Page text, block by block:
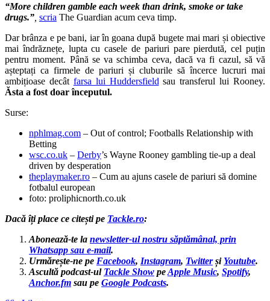
“More children gamble each week than drink, smoke or take
drugs.” scria The Guardian acum ceva timp.
Dar brânza e pe bani, iar în goana după bugete mai mari și obiective
mai îndrăznețe, lupta cu casele de pariuri pare pierdută, cel puțin
pentru moment. Până se va schimba ceva, dacă va fi cazul, să vă
așteptați ca firmele de pariuri și cluburile să încerce lucruri mai
ambițioase decât farsa lui Huddersfield sau transferul lui Rooney.
Ăsta a fost doar începutul.
Surse:
nphlmag.com – Out of control; Footballs Relationship with
Betting
wsc.co.uk – Derby’s Wayne Rooney gambling tie-up a deal
driven by desperation
theplaymaker.ro – Cum au ajuns casele de pariuri să domine
fotbalul european
foto: proliphicnorth.co.uk
Dacă îți place ce citești pe Tackle.ro:
Abonează-te la newsletter-ul nostru săptămânal, prin
Whatsapp sau e-mail.
Urmărește-ne pe Facebook, Instagram, Twitterși Youtube.
Ascultă podcast-ul Tackle Show peApple Music, Spotify,
Anchor.fm sau pe Google Podcasts.